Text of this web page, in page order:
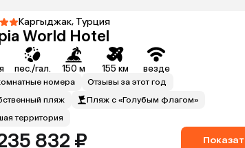
Каргыджак, Турция
World Hotel
пес./гал. 150 м 155 км везде
номера
Отзывы за этот год
пляж
Пляж с «Голубым флагом»
территория
832 ₽